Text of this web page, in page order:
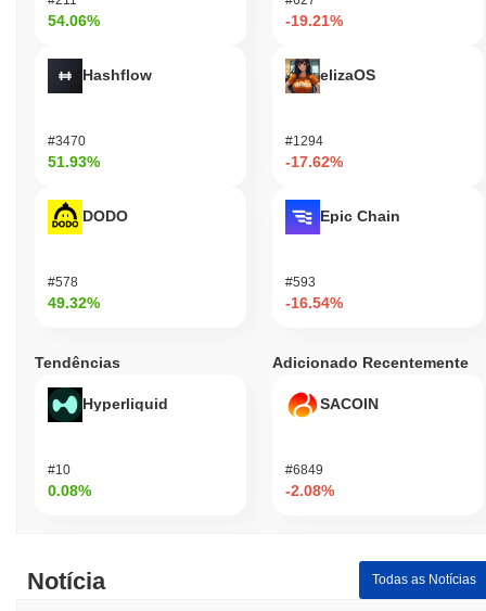
54.06%
Hashflow
#3470
51.93%
DODO
#578
49.32%
-19.21%
elizaOS
#1294
-17.62%
Epic Chain
#593
-16.54%
Tendências
Hyperliquid
#10
0.08%
Adicionado Recentemente
SACOIN
#6849
-2.08%
Notícia Todas as Notícias